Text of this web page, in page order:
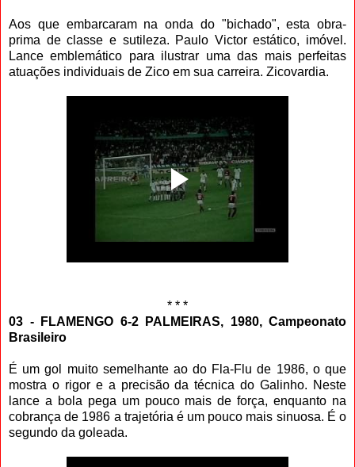
Aos que embarcaram na onda do "bichado", esta obra-
prima de classe e sutileza. Paulo Victor estático, imóvel.
Lance emblemático para ilustrar uma das mais perfeitas
atuações individuais de Zico em sua carreira. Zicovardia.
* * *
03 - FLAMENGO 6-2 PALMEIRAS, 1980, Campeonato
Brasileiro
É um gol muito semelhante ao do Fla-Flu de 1986, o que
mostra o rigor e a precisão da técnica do Galinho. Neste
lance a bola pega um pouco mais de força, enquanto na
cobrança de 1986 a trajetória é um pouco mais sinuosa. É o
segundo da goleada.